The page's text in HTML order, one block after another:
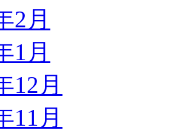
2月
1月
12月
11月